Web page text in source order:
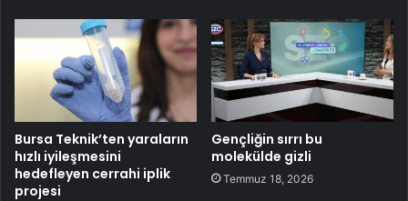
Bursa Teknik’ten yaraların
hızlı iyileşmesini
hedefleyen cerrahi iplik
projesi
Gençliğin sırrı bu
molekülde gizli
Temmuz 18, 2026